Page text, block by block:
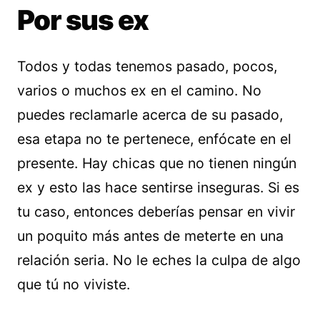
Por sus ex
Todos y todas tenemos pasado, pocos,
varios o muchos ex en el camino. No
puedes reclamarle acerca de su pasado,
esa etapa no te pertenece, enfócate en el
presente. Hay chicas que no tienen ningún
ex y esto las hace sentirse inseguras. Si es
tu caso, entonces deberías pensar en vivir
un poquito más antes de meterte en una
relación seria. No le eches la culpa de algo
que tú no viviste.